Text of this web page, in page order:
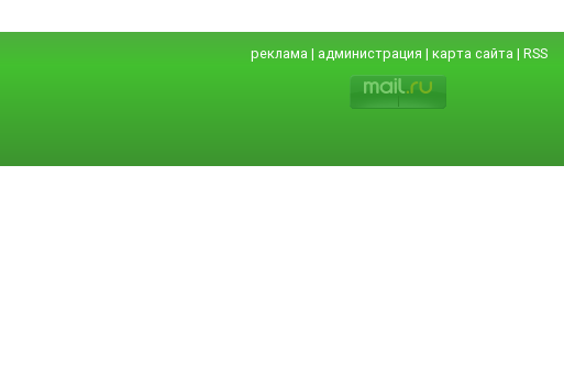
реклама | администрация | карта сайта | RSS